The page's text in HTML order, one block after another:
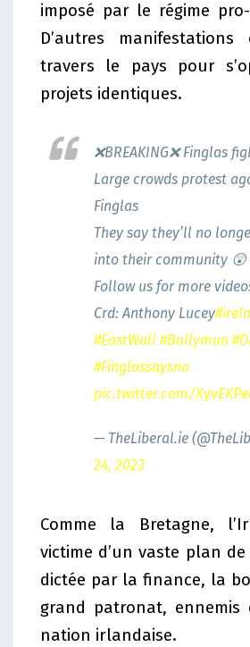
imposé par le régime
D’autres
travers le pays pour
projets identiques.
❌BREAKING❌ Finglas
Large crowds protest
Finglas
They say they’ll no
into their community 😲
Follow us for more
Crd: Anthony Lucey
#EastWall #Ballymun
#Finglassaysno
pic.twitter.com/
— TheLiberal.ie
24, 2023
Comme la Bretagne,
victime d’un vaste plan
dictée par la finance, la
grand patronat, ennemis
nation irlandaise.